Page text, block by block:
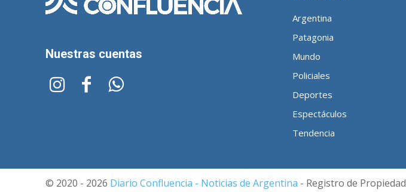
Nuestras cuentas
Argentina
Patagonia
Mundo
Policiales
Deportes
Espectáculos
Tendencia
© 2020 - 2026 Diario Confluencia - Noticias de Argentina - Registro de